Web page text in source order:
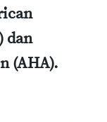
dan
(AHA).